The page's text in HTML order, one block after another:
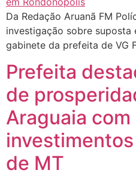
Da Redação Aruanã FM
investigação sobre suposta
gabinete da prefeita de VG
Prefeita
de
Araguaia com
de MT